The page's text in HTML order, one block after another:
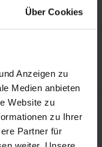
Über Cookies
Anzeigen zu
Medien anbieten
Website zu
zu Ihrer
Partner für
für Personen mit
an unser Service-